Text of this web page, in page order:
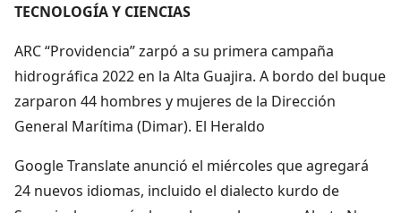
TECNOLOGÍA Y CIENCIAS
ARC “Providencia” zarpó a su primera campaña
hidrográfica 2022 en la Alta Guajira. A bordo del buque
zarparon 44 hombres y mujeres de la Dirección
General Marítima (Dimar). El Heraldo
Google Translate anunció el miércoles que agregará
24 nuevos idiomas, incluido el dialecto kurdo de